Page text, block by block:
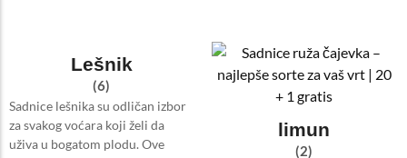
Lešnik
(6)
Sadnice lešnika su odličan izbor
za svakog voćara koji želi da
uživa u bogatom plodu. Ove
limun
(2)